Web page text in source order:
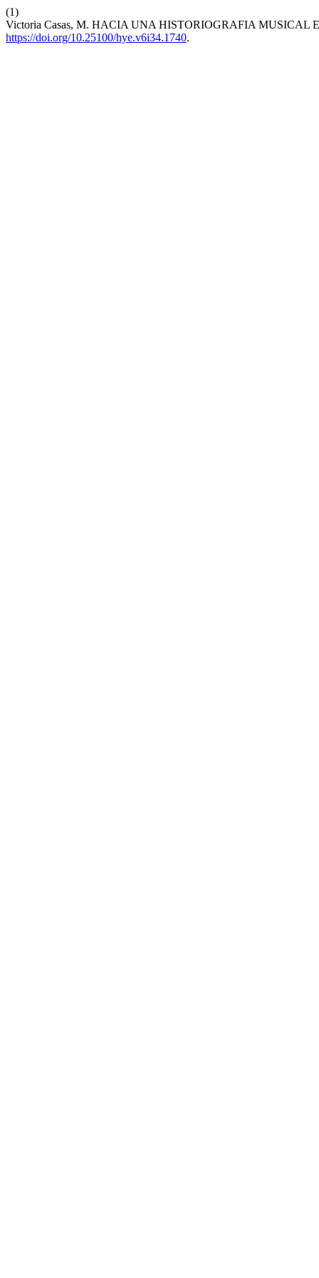
(1)
Victoria Casas, M. HACIA UNA HISTORIOGRAFIA MUSICAL
https://doi.org/10.25100/hye.v6i34.1740.